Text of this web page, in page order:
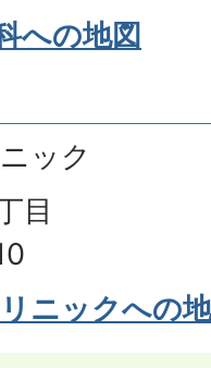
への地図
ック
目
ニックへの